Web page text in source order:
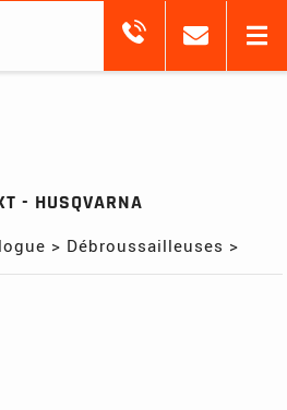
- HUSQVARNA
> Débroussailleuses >